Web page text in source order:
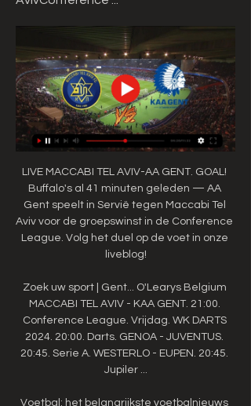
LIVE MACCABI TEL AVIV-AA GENT. GOAL!
Buffalo's al 41 minuten geleden — AA
Gent speelt in Servië tegen Maccabi Tel
Aviv voor de groepswinst in de Conference
League. Volg het duel op de voet in onze
liveblog!
Zoek uw sport | Gent... O'Learys Belgium
MACCABI TEL AVIV - KAA GENT. 21:00.
Conference League. Vrijdag. WK DARTS
2024. 20:00. Darts. GENOA - JUVENTUS.
20:45. Serie A. WESTERLO - EUPEN. 20:45.
Jupiler ...
Voetbal: het belangrijkste voetbalnieuws